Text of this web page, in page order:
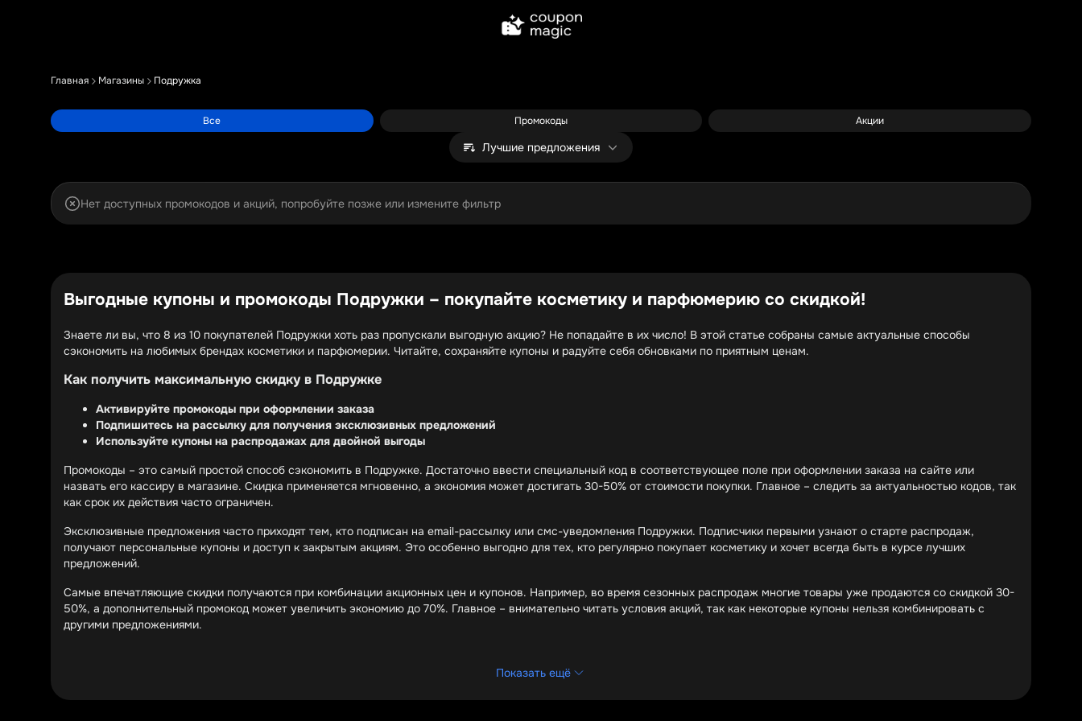
Главная Магазины Подружка
Все Промокоды Акции
Лучшие предложения
Нет доступных промокодов и акций, попробуйте позже или измените фильтр
Выгодные купоны и промокоды Подружки – покупайте косметику и парфюмерию со скидкой!
Знаете ли вы, что 8 из 10 покупателей Подружки хоть раз пропускали выгодную акцию? Не попадайте в их число! В этой статье собраны самые актуальные способы
сэкономить на любимых брендах косметики и парфюмерии. Читайте, сохраняйте купоны и радуйте себя обновками по приятным ценам.
Как получить максимальную скидку в Подружке
Активируйте промокоды при оформлении заказа
Подпишитесь на рассылку для получения эксклюзивных предложений
Используйте купоны на распродажах для двойной выгоды
Промокоды – это самый простой способ сэкономить в Подружке. Достаточно ввести специальный код в соответствующее поле при оформлении заказа на сайте или
назвать его кассиру в магазине. Скидка применяется мгновенно, а экономия может достигать 30-50% от стоимости покупки. Главное – следить за актуальностью кодов, так
как срок их действия часто ограничен.
Эксклюзивные предложения часто приходят тем, кто подписан на email-рассылку или смс-уведомления Подружки. Подписчики первыми узнают о старте распродаж,
получают персональные купоны и доступ к закрытым акциям. Это особенно выгодно для тех, кто регулярно покупает косметику и хочет всегда быть в курсе лучших
предложений.
Самые впечатляющие скидки получаются при комбинации акционных цен и купонов. Например, во время сезонных распродаж многие товары уже продаются со скидкой 30-
50%, а дополнительный промокод может увеличить экономию до 70%. Главное – внимательно читать условия акций, так как некоторые купоны нельзя комбинировать с
другими предложениями.
Уходовая косметика – выгодные наборы и специальные предложения
Показать ещё